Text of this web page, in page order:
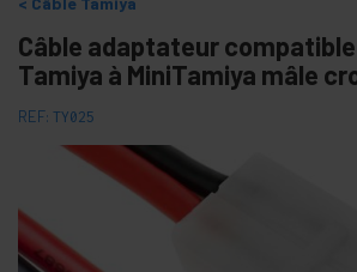
Câble adaptateur
Tamiya à MiniTamiya mâle
REF: TY025